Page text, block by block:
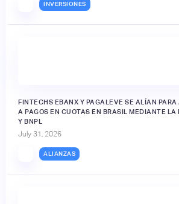
INVERSIONES
FINTECHS EBANX Y PAGALEVE SE ALÍAN
A PAGOS EN CUOTAS EN BRASIL MEDIANTE LA
Y BNPL
July 31, 2026
ALIANZAS